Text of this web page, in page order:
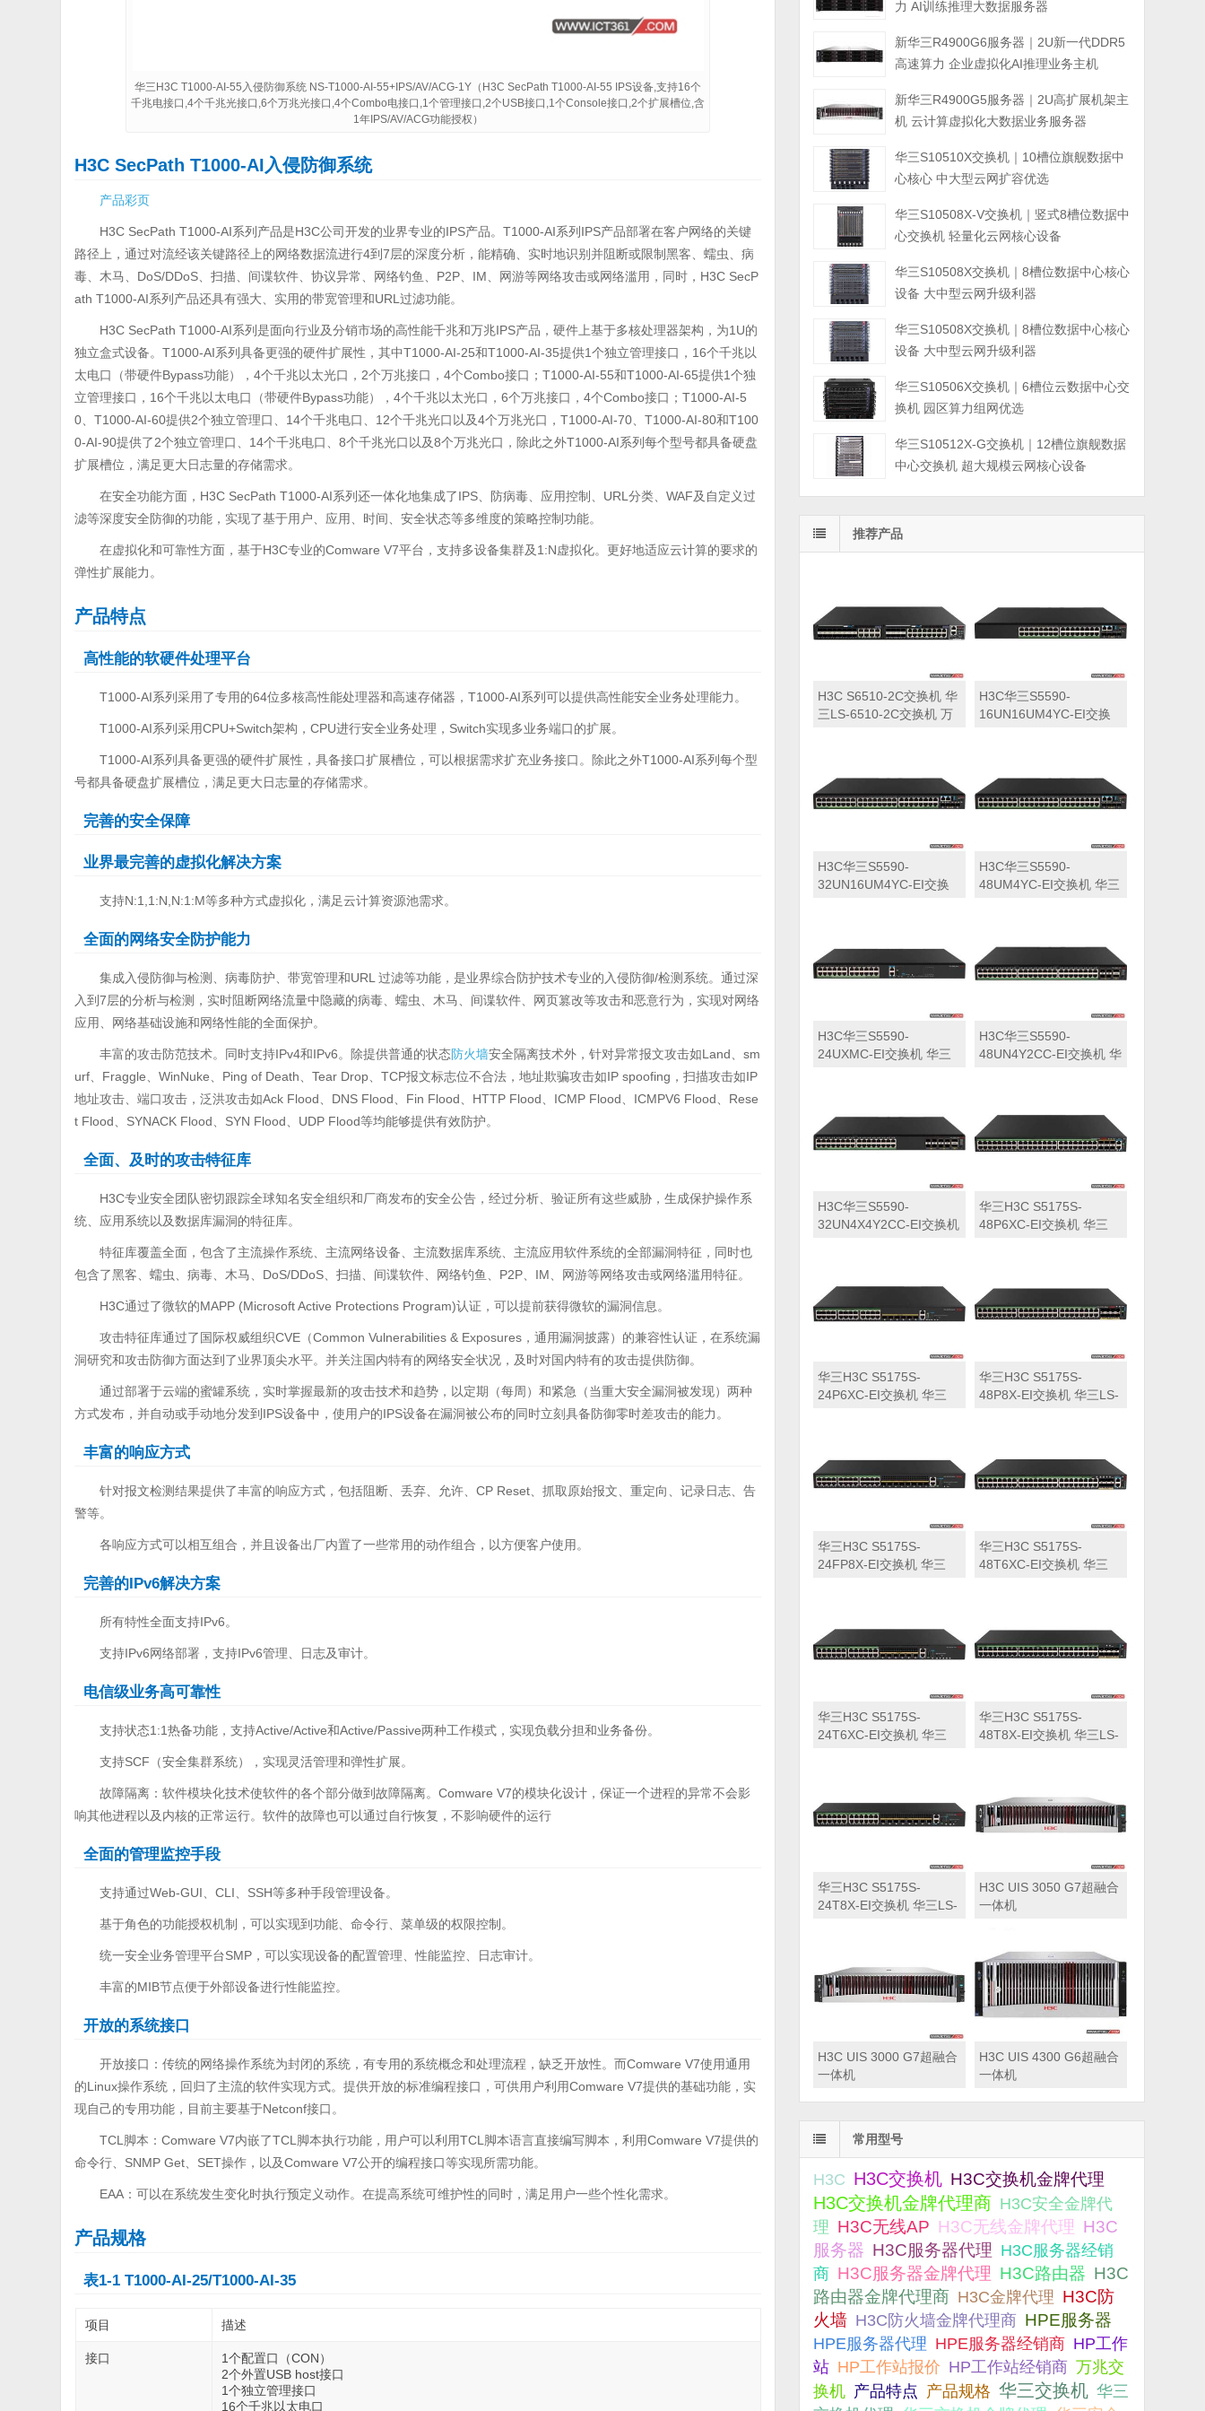
华三H3C T1000-AI-55入侵防御系统 NS-T1000-AI-55+IPS/AV/ACG-1Y（H3C SecPath T1000-AI-55 IPS设备,支持16个
千兆电接口,4个千兆光接口,6个万兆光接口,4个Combo电接口,1个管理接口,2个USB接口,1个Console接口,2个扩展槽位,含
1年IPS/AV/ACG功能授权）
H3C SecPath T1000-AI入侵防御系统
产品彩页
H3C SecPath T1000-AI系列产品是H3C公司开发的业界专业的IPS产品。T1000-AI系列IPS产品部署在客户网络的关键
路径上，通过对流经该关键路径上的网络数据流进行4到7层的深度分析，能精确、实时地识别并阻断或限制黑客、蠕虫、病
毒、木马、DoS/DDoS、扫描、间谍软件、协议异常、网络钓鱼、P2P、IM、网游等网络攻击或网络滥用，同时，H3C SecP
ath T1000-AI系列产品还具有强大、实用的带宽管理和URL过滤功能。
H3C SecPath T1000-AI系列是面向行业及分销市场的高性能千兆和万兆IPS产品，硬件上基于多核处理器架构，为1U的
独立盒式设备。T1000-AI系列具备更强的硬件扩展性，其中T1000-AI-25和T1000-AI-35提供1个独立管理接口，16个千兆以
太电口（带硬件Bypass功能），4个千兆以太光口，2个万兆接口，4个Combo接口；T1000-AI-55和T1000-AI-65提供1个独
立管理接口，16个千兆以太电口（带硬件Bypass功能），4个千兆以太光口，6个万兆接口，4个Combo接口；T1000-AI-5
0、T1000-AI-60提供2个独立管理口、14个千兆电口、12个千兆光口以及4个万兆光口，T1000-AI-70、T1000-AI-80和T100
0-AI-90提供了2个独立管理口、14个千兆电口、8个千兆光口以及8个万兆光口，除此之外T1000-AI系列每个型号都具备硬盘
扩展槽位，满足更大日志量的存储需求。
在安全功能方面，H3C SecPath T1000-AI系列还一体化地集成了IPS、防病毒、应用控制、URL分类、WAF及自定义过
滤等深度安全防御的功能，实现了基于用户、应用、时间、安全状态等多维度的策略控制功能。
在虚拟化和可靠性方面，基于H3C专业的Comware V7平台，支持多设备集群及1:N虚拟化。更好地适应云计算的要求的
弹性扩展能力。
产品特点
高性能的软硬件处理平台
T1000-AI系列采用了专用的64位多核高性能处理器和高速存储器，T1000-AI系列可以提供高性能安全业务处理能力。
T1000-AI系列采用CPU+Switch架构，CPU进行安全业务处理，Switch实现多业务端口的扩展。
T1000-AI系列具备更强的硬件扩展性，具备接口扩展槽位，可以根据需求扩充业务接口。除此之外T1000-AI系列每个型
号都具备硬盘扩展槽位，满足更大日志量的存储需求。
完善的安全保障
业界最完善的虚拟化解决方案
支持N:1,1:N,N:1:M等多种方式虚拟化，满足云计算资源池需求。
全面的网络安全防护能力
集成入侵防御与检测、病毒防护、带宽管理和URL 过滤等功能，是业界综合防护技术专业的入侵防御/检测系统。通过深
入到7层的分析与检测，实时阻断网络流量中隐藏的病毒、蠕虫、木马、间谍软件、网页篡改等攻击和恶意行为，实现对网络
应用、网络基础设施和网络性能的全面保护。
丰富的攻击防范技术。同时支持IPv4和IPv6。除提供普通的状态防火墙安全隔离技术外，针对异常报文攻击如Land、sm
urf、Fraggle、WinNuke、Ping of Death、Tear Drop、TCP报文标志位不合法，地址欺骗攻击如IP spoofing，扫描攻击如IP
地址攻击、端口攻击，泛洪攻击如Ack Flood、DNS Flood、Fin Flood、HTTP Flood、ICMP Flood、ICMPV6 Flood、Rese
t Flood、SYNACK Flood、SYN Flood、UDP Flood等均能够提供有效防护。
全面、及时的攻击特征库
H3C专业安全团队密切跟踪全球知名安全组织和厂商发布的安全公告，经过分析、验证所有这些威胁，生成保护操作系
统、应用系统以及数据库漏洞的特征库。
特征库覆盖全面，包含了主流操作系统、主流网络设备、主流数据库系统、主流应用软件系统的全部漏洞特征，同时也
包含了黑客、蠕虫、病毒、木马、DoS/DDoS、扫描、间谍软件、网络钓鱼、P2P、IM、网游等网络攻击或网络滥用特征。
H3C通过了微软的MAPP (Microsoft Active Protections Program)认证，可以提前获得微软的漏洞信息。
攻击特征库通过了国际权威组织CVE（Common Vulnerabilities & Exposures，通用漏洞披露）的兼容性认证，在系统漏
洞研究和攻击防御方面达到了业界顶尖水平。并关注国内特有的网络安全状况，及时对国内特有的攻击提供防御。
通过部署于云端的蜜罐系统，实时掌握最新的攻击技术和趋势，以定期（每周）和紧急（当重大安全漏洞被发现）两种
方式发布，并自动或手动地分发到IPS设备中，使用户的IPS设备在漏洞被公布的同时立刻具备防御零时差攻击的能力。
丰富的响应方式
针对报文检测结果提供了丰富的响应方式，包括阻断、丢弃、允许、CP Reset、抓取原始报文、重定向、记录日志、告
警等。
各响应方式可以相互组合，并且设备出厂内置了一些常用的动作组合，以方便客户使用。
完善的IPv6解决方案
所有特性全面支持IPv6。
支持IPv6网络部署，支持IPv6管理、日志及审计。
电信级业务高可靠性
支持状态1:1热备功能，支持Active/Active和Active/Passive两种工作模式，实现负载分担和业务备份。
支持SCF（安全集群系统），实现灵活管理和弹性扩展。
故障隔离：软件模块化技术使软件的各个部分做到故障隔离。Comware V7的模块化设计，保证一个进程的异常不会影
响其他进程以及内核的正常运行。软件的故障也可以通过自行恢复，不影响硬件的运行
全面的管理监控手段
支持通过Web-GUI、CLI、SSH等多种手段管理设备。
基于角色的功能授权机制，可以实现到功能、命令行、菜单级的权限控制。
统一安全业务管理平台SMP，可以实现设备的配置管理、性能监控、日志审计。
丰富的MIB节点便于外部设备进行性能监控。
开放的系统接口
开放接口：传统的网络操作系统为封闭的系统，有专用的系统概念和处理流程，缺乏开放性。而Comware V7使用通用
的Linux操作系统，回归了主流的软件实现方式。提供开放的标准编程接口，可供用户利用Comware V7提供的基础功能，实
现自己的专用功能，目前主要基于Netconf接口。
TCL脚本：Comware V7内嵌了TCL脚本执行功能，用户可以利用TCL脚本语言直接编写脚本，利用Comware V7提供的
命令行、SNMP Get、SET操作，以及Comware V7公开的编程接口等实现所需功能。
EAA：可以在系统发生变化时执行预定义动作。在提高系统可维护性的同时，满足用户一些个性化需求。
产品规格
表1-1 T1000-AI-25/T1000-AI-35
项目 描述
接口
1个配置口（CON）
2个外置USB host接口
1个独立管理接口
16个千兆以太电口
力 AI训练推理大数据服务器
新华三R4900G6服务器｜2U新一代DDR5
高速算力 企业虚拟化AI推理业务主机
新华三R4900G5服务器｜2U高扩展机架主
机 云计算虚拟化大数据业务服务器
华三S10510X交换机｜10槽位旗舰数据中
心核心 中大型云网扩容优选
华三S10508X-V交换机｜竖式8槽位数据中
心交换机 轻量化云网核心设备
华三S10508X交换机｜8槽位数据中心核心
设备 大中型云网升级利器
华三S10508X交换机｜8槽位数据中心核心
设备 大中型云网升级利器
华三S10506X交换机｜6槽位云数据中心交
换机 园区算力组网优选
华三S10512X-G交换机｜12槽位旗舰数据
中心交换机 超大规模云网核心设备
推荐产品
H3C S6510-2C交换机 华
三LS-6510-2C交换机 万
H3C华三S5590-
16UN16UM4YC-EI交换
H3C华三S5590-
32UN16UM4YC-EI交换
H3C华三S5590-
48UM4YC-EI交换机 华三
H3C华三S5590-
24UXMC-EI交换机 华三
H3C华三S5590-
48UN4Y2CC-EI交换机 华
H3C华三S5590-
32UN4X4Y2CC-EI交换机
华三H3C S5175S-
48P6XC-EI交换机 华三
华三H3C S5175S-
24P6XC-EI交换机 华三
华三H3C S5175S-
48P8X-EI交换机 华三LS-
华三H3C S5175S-
24FP8X-EI交换机 华三
华三H3C S5175S-
48T6XC-EI交换机 华三
华三H3C S5175S-
24T6XC-EI交换机 华三
华三H3C S5175S-
48T8X-EI交换机 华三LS-
华三H3C S5175S-
24T8X-EI交换机 华三LS-
H3C UIS 3050 G7超融合
一体机
H3C UIS 3000 G7超融合
一体机
H3C UIS 4300 G6超融合
一体机
常用型号
H3C H3C交换机 H3C交换机金牌代理
H3C交换机金牌代理商 H3C安全金牌代
理 H3C无线AP H3C无线金牌代理 H3C
服务器 H3C服务器代理 H3C服务器经销
商 H3C服务器金牌代理 H3C路由器 H3C
路由器金牌代理商 H3C金牌代理 H3C防
火墙 H3C防火墙金牌代理商 HPE服务器
HPE服务器代理 HPE服务器经销商 HP工作
站 HP工作站报价 HP工作站经销商 万兆交
换机 产品特点 产品规格 华三交换机 华三